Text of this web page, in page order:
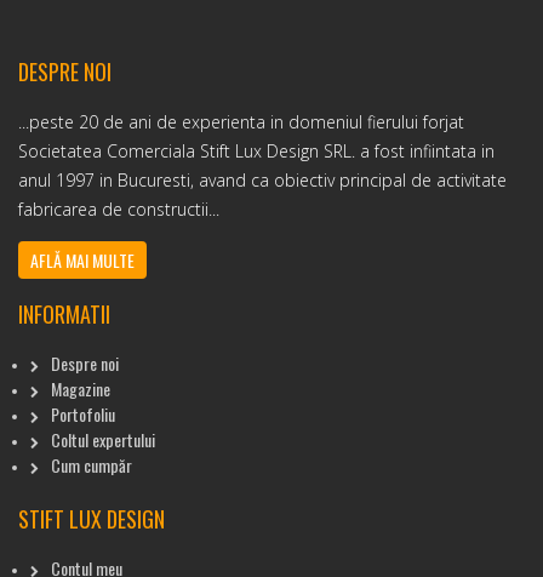
DESPRE NOI
...peste 20 de ani de experienta in domeniul fierului forjat
Societatea Comerciala Stift Lux Design SRL. a fost infiintata in
anul 1997 in Bucuresti, avand ca obiectiv principal de activitate
fabricarea de constructii...
AFLĂ MAI MULTE
INFORMATII
Despre noi
Magazine
Portofoliu
Coltul expertului
Cum cumpăr
STIFT LUX DESIGN
Contul meu